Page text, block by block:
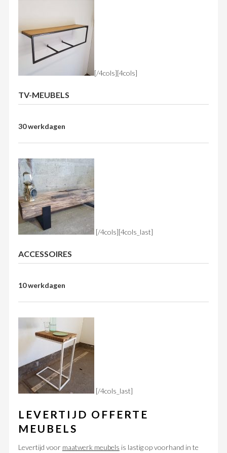
[/4cols][4cols]
TV-MEUBELS
30 werkdagen
[/4cols][4cols_last]
ACCESSOIRES
10 werkdagen
[/4cols_last]
LEVERTIJD OFFERTE
MEUBELS
Levertijd voor maatwerk meubels is lastig op voorhand in te